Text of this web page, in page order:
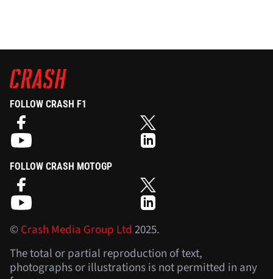
FOLLOW CRASH F1
FOLLOW CRASH MOTOGP
©Crash Media Group Ltd 2025.
The total or partial reproduction of text,
photographs or illustrations is not permitted in any